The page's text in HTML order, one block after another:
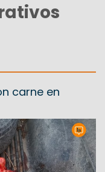
carne en